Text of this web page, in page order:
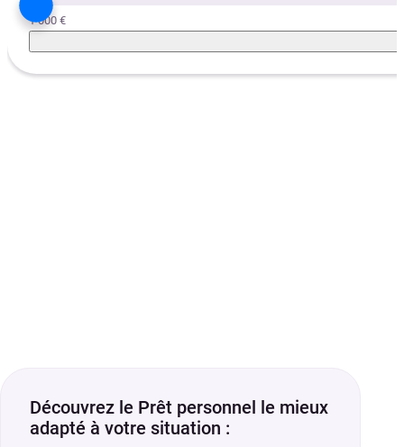
1 000 €
Découvrez le Prêt personnel le mieux
adapté à votre situation :